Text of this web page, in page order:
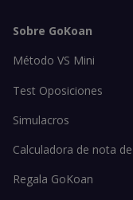
Sobre GoKoan
Método VS Mini
Test Oposiciones
Simulacros
Calculadora de nota
Regala GoKoan